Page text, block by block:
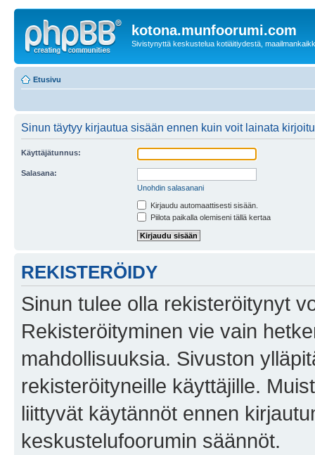
kotona.munfoorumi.com
Sivistynyttä keskustelua kotiäitiydestä,
Etusivu
Sinun täytyy kirjautua sisään ennen kuin voit lainata
Käyttäjätunnus:
Salasana:
Unohdin salasanani
Kirjaudu automaattisesti sisään.
Piilota paikalla olemiseni tällä kertaa
REKISTERÖIDY
Sinun tulee olla rekisteröitynyt
Rekisteröityminen vie vain
mahdollisuuksia. Sivuston
rekisteröityneille käyttäjille.
liittyvät käytännöt ennen
keskustelufoorumin säännöt.